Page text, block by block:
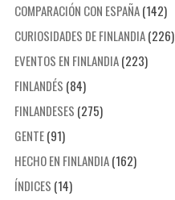
COMPARACIÓN CON ESPAÑA(142)
CURIOSIDADES DE FINLANDIA(226)
EVENTOS EN FINLANDIA(223)
FINLANDÉS (84)
FINLANDESES (275)
GENTE(91)
HECHO EN FINLANDIA(162)
ÍNDICES (14)